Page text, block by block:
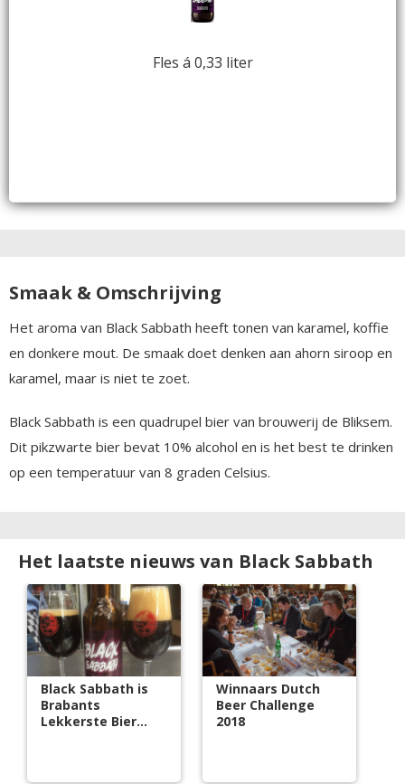
Fles á 0,33 liter
Smaak & Omschrijving
Het aroma van Black Sabbath heeft tonen van karamel, koffie
en donkere mout. De smaak doet denken aan ahorn siroop en
karamel, maar is niet te zoet.
Black Sabbath is een quadrupel bier van brouwerij de Bliksem.
Dit pikzwarte bier bevat 10% alcohol en is het best te drinken
op een temperatuur van 8 graden Celsius.
Het laatste nieuws van Black Sabbath
Black Sabbath is
Brabants
Lekkerste Bier
Winnaars Dutch
Beer Challenge
2018